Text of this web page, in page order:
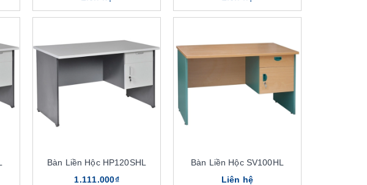
Bàn Liền Hộc HP120SHL
1.111.000₫
Bàn Liền Hộc SV100HL
Liên hệ